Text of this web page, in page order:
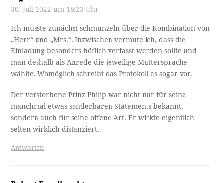
30. Juli 2022 um 18:23 Uhr
Ich musste zunächst schmunzeln über die Kombination von
„Herr“ und „Mrs.“. Inzwischen vermute ich, dass die
Einladung besonders höflich verfasst werden sollte und
man deshalb als Anrede die jeweilige Muttersprache
wählte. Womöglich schreibt das Protokoll es sogar vor.
Der verstorbene Prinz Philip war nicht nur für seine
manchmal etwas sonderbaren Statements bekannt,
sondern auch für seine offene Art. Er wirkte eigentlich
selten wirklich distanziert.
Antworten